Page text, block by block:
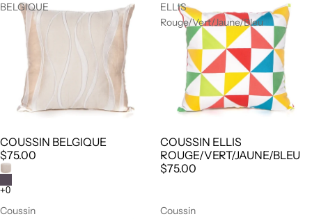
BELGIQUE
COUSSIN BELGIQUE
$75.00
ELLIS
Rouge/Vert/Jaune/Bleu
COUSSIN ELLIS
ROUGE/VERT/JAUNE/BLEU
$75.00
Coussin
Coussin